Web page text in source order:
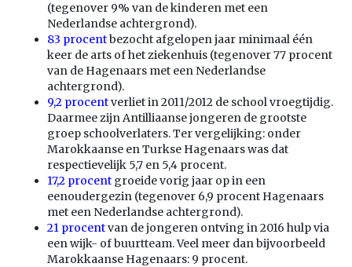
(tegenover 9% van de kinderen met een
Nederlandse achtergrond).
83 procentbezocht afgelopen jaar minimaal één
keer de arts of het ziekenhuis (tegenover 77 procent
van de Hagenaars met een Nederlandse
achtergrond).
9,2 procentverliet in 2011/2012 de school vroegtijdig.
Daarmee zijn Antilliaanse jongeren de grootste
groep schoolverlaters. Ter vergelijking: onder
Marokkaanse en Turkse Hagenaars was dat
respectievelijk 5,7 en 5,4 procent.
17,2 procent groeide vorig jaar op in een
eenoudergezin (tegenover 6,9 procent Hagenaars
met een Nederlandse achtergrond).
21 procentvan de jongeren ontving in 2016 hulp via
een wijk- of buurtteam. Veel meer dan bijvoorbeeld
Marokkaanse Hagenaars: 9 procent.